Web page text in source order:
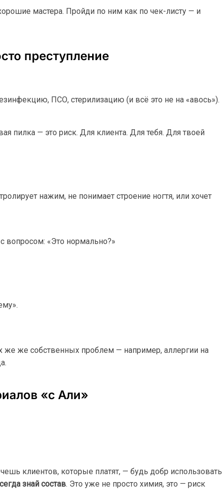
мастера. Пройди по ним как по чек-листу — и
преступление
ПСО, стерилизацию (и всё это не на «авось»).
пилка — это риск. Для клиента. Для тебя. Для твоей
нажим, не понимает строение ногтя, или хочет
вопросом: «Это нормально?»
же же собственных проблем — например, аллергии на
«с Али»
клиентов, которые платят, — будь добр использовать
знай состав. Это уже не просто химия, это — риск